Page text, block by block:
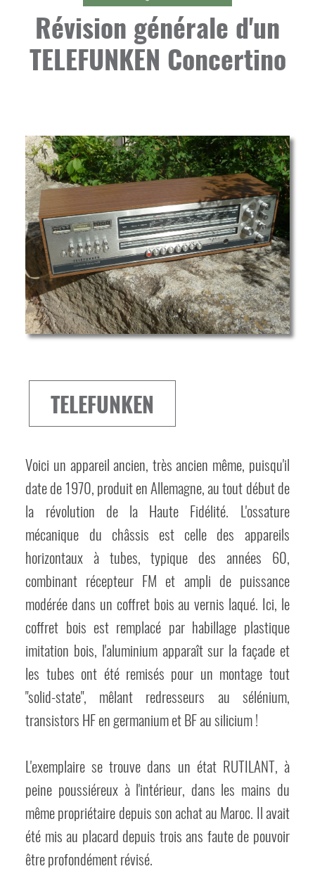
Révision générale d'un
TELEFUNKEN Concertino
TELEFUNKEN
Voici un appareil ancien, très ancien même, puisqu'il
date de 1970, produit en Allemagne, au tout début de
la révolution de la Haute Fidélité. L'ossature
mécanique du châssis est celle des appareils
horizontaux à tubes, typique des années 60,
combinant récepteur FM et ampli de puissance
modérée dans un coffret bois au vernis laqué. Ici, le
coffret bois est remplacé par habillage plastique
imitation bois, l'aluminium apparaît sur la façade et
les tubes ont été remisés pour un montage tout
"solid-state", mêlant redresseurs au sélénium,
transistors HF en germanium et BF au silicium !
L'exemplaire se trouve dans un état RUTILANT, à
peine poussiéreux à l'intérieur, dans les mains du
même propriétaire depuis son achat au Maroc. Il avait
été mis au placard depuis trois ans faute de pouvoir
être profondément révisé.